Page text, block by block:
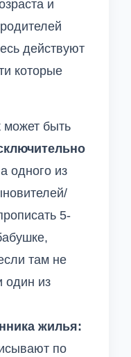
и
действуют
которые
может быть
одного из
5-
там не
один из
жилья:
по